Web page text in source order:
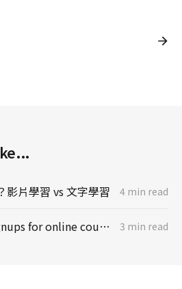
影片學習 vs 文字學習 4 min read
Encourage signups for online courses - Learn English from emails 3 min read